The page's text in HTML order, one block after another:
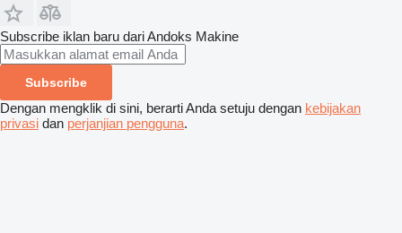
Subscribe iklan baru dari Andoks Makine
Subscribe
Dengan mengklik di sini, berarti Anda setuju dengan kebijakan
privasi dan perjanjian pengguna.